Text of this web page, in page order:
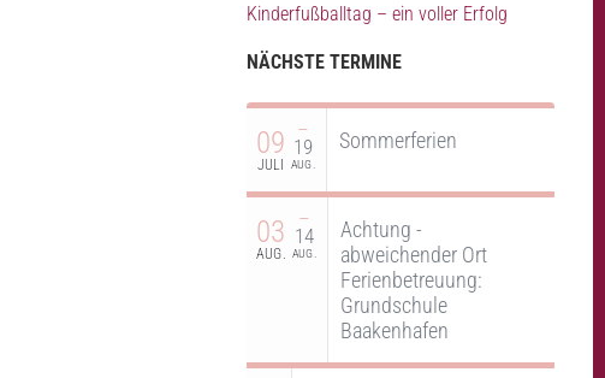
Kinderfußballtag – ein voller Erfolg
NÄCHSTE TERMINE
09
JULI
–
19
AUG.
Sommerferien
03
AUG.
–
14
AUG.
Achtung -
abweichender Ort
Ferienbetreuung:
Grundschule
Baakenhafen